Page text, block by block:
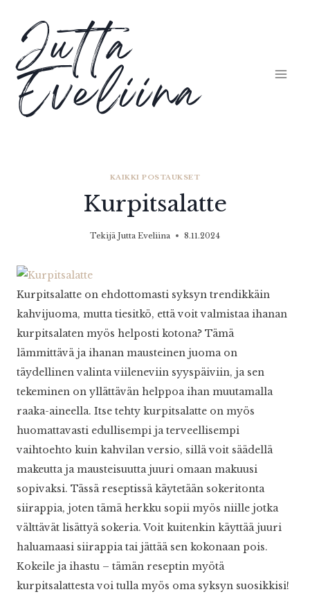
sisältöön
Jutta
Eveliina
KAIKKI POSTAUKSET
Kurpitsalatte
Tekijä Jutta Eveliina 8.11.2024
Kurpitsalatte on ehdottomasti syksyn trendikkäin
kahvijuoma, mutta tiesitkö, että voit valmistaa ihanan
kurpitsalaten myös helposti kotona? Tämä
lämmittävä ja ihanan mausteinen juoma on
täydellinen valinta viileneviin syyspäiviin, ja sen
tekeminen on yllättävän helppoa ihan muutamalla
raaka-aineella. Itse tehty kurpitsalatte on myös
huomattavasti edullisempi ja terveellisempi
vaihtoehto kuin kahvilan versio, sillä voit säädellä
makeutta ja mausteisuutta juuri omaan makuusi
sopivaksi. Tässä reseptissä käytetään sokeritonta
siirappia, joten tämä herkku sopii myös niille jotka
välttävät lisättyä sokeria. Voit kuitenkin käyttää juuri
haluamaasi siirappia tai jättää sen kokonaan pois.
Kokeile ja ihastu – tämän reseptin myötä
kurpitsalattesta voi tulla myös oma syksyn suosikkisi!